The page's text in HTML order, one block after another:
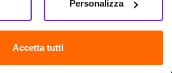
Accetta tutti
Personalizza
REA: NA-884088
Marinare 128, 80147 Napoli